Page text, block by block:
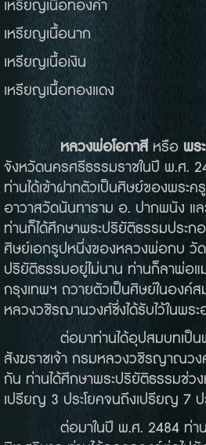
เหรียญเนื้อทองคำ
เหรียญเนื้อนาก
เหรียญเนื้อเงิน
เหรียญเนื้อทองแดง
หลวงพ่อโอภาสีหรือ พร
จังหวัดนครศรีธรรมราชในปี พ.ศ.
ท่านได้เข้าฝากตัวเป็นศิษย์ของพระ
อาวาสวัดนันทาราม อ. ปากพนัง แ
ท่านก็ได้ศึกษาพระปริยัติธรรมประก
ศิษย์เอกรูปหนึ่งของหลวงพ่อกบ วัด
ปริยัติธรรมอยู่ไม่นาน ท่านก็ลาพ่อแ
กรุงเทพฯ ถวายตัวเป็นศิษย์ในองค์ส
หลวงวชิรฌานวงศ์ซึ่งได้รับไว้ในพระ
ต่อมาท่านได้อุปสมบทเป็นพร
สังฆราชเจ้า กรมหลวงวชิรญาณว
กัน ท่านได้ศึกษาพระปริยัติธรรมช่ว
เปรียญ 3 ประโยคจนถึงเปรียญ 7 ป
ต่อมาในปี พ.ศ. 2484 ท่านไ